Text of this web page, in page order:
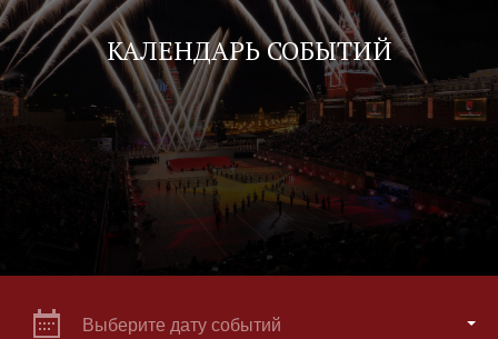
КАЛЕНДАРЬ СОБЫТИЙ
Выберите дату событий